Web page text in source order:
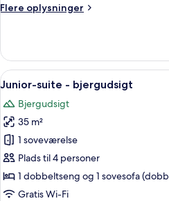
Flere oplysninger
Flere
-
stueetage
Indlæs
alle
billeder
af
Junior-
suite
-
bjergudsigt
18
Junior-suite - bjergudsigt
Bjergudsigt
35 m²
1 soveværelse
Plads til 4 personer
1 dobbeltseng og 1 sovesofa
Gratis Wi-Fi